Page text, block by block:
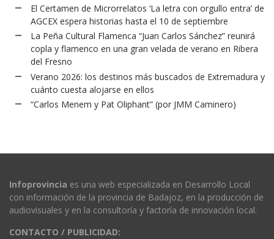
El Certamen de Microrrelatos ‘La letra con orgullo entra’ de
AGCEX espera historias hasta el 10 de septiembre
La Peña Cultural Flamenca “Juan Carlos Sánchez” reunirá
copla y flamenco en una gran velada de verano en Ribera
del Fresno
Verano 2026: los destinos más buscados de Extremadura y
cuánto cuesta alojarse en ellos
“Carlos Menem y Pat Oliphant” (por JMM Caminero)
Infoprovincia es una web especializada en Desarrollo Local
con información de la provincia de Badajoz, en la producción de
audiovisuales y en la consultoría y factoría de innovación local.
CONTACTO / PUBLICIDAD: